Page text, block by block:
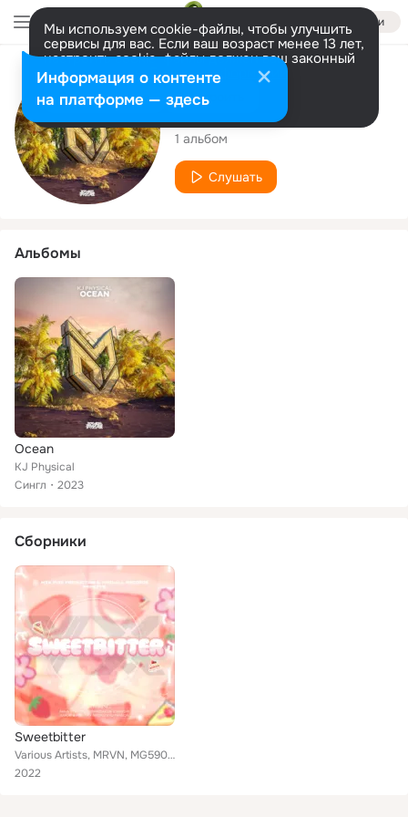
Войти
Мы используем cookie-файлы, чтобы улучшить
сервисы для вас. Если ваш возраст менее 13 лет,
настроить cookie-файлы должен ваш законный
представитель. Больше информации
Разрешить все Настроить
Исполнитель
KJ Physical
1 альбом
Слушать
Альбомы
Ocean
KJ Physical
Сингл
2023
Сборники
Sweetbitter
Various Artists, MRVN, MG5902, FRANZSAIJEM, MVRSHY, KJ Physical, Juwubi, fuwuvi, Gavriil
2022
Информация о контенте
на платформе — здесь